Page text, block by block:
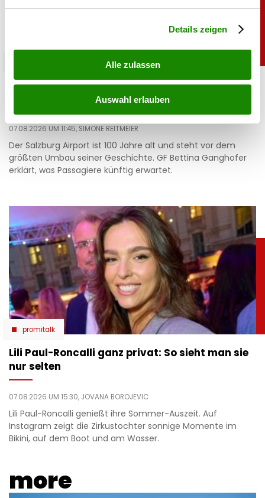
Details zeigen
Alle zulassen
Auswahl erlauben
Mega-Umbau: Neue Skyline für den Salzburg
07.08.2026 UM 11:45, SIMONE REITMEIER
Der Salzburg Airport ist 100 Jahre alt und steht vor dem
größten Umbau seiner Geschichte. GF Bettina Ganghofer
erklärt, was Passagiere künftig erwartet.
promitalk
Lili Paul-Roncalli ganz privat: So sieht man sie
nur selten
07.08.2026 UM 15:30, JOVANA BOROJEVIC
Lili Paul-Roncalli genießt ihre Sommer-Auszeit. Auf
Instagram zeigt die Zirkustochter sonnige Momente im
Bikini, auf dem Boot und am Wasser.
more